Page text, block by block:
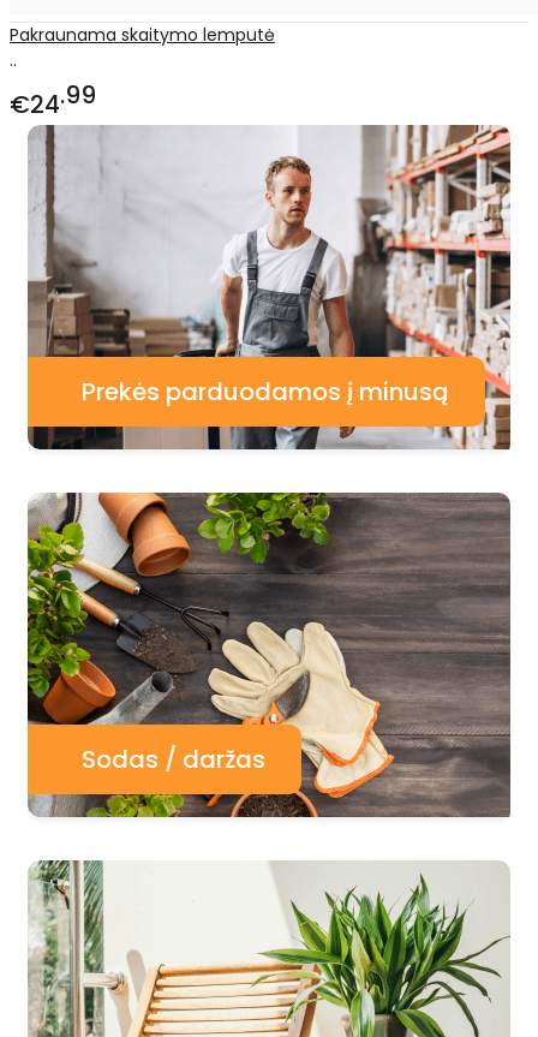
Pakraunama skaitymo lemputė
..
€24 99
Prekės parduodamos į minusą
Sodas / daržas